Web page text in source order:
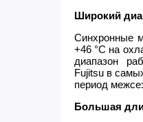
Широкий
Синхронные
+46 °C на
диапазон
Fujitsu в
период
Большая